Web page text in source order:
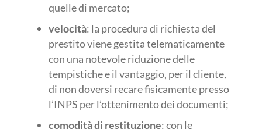
quelle di mercato;
velocità: la procedura di richiesta del
prestito viene gestita telematicamente
con una notevole riduzione delle
tempistiche e il vantaggio, per il cliente,
di non doversi recare fisicamente presso
l’INPS per l’ottenimento dei documenti;
comodità di restituzione: con le